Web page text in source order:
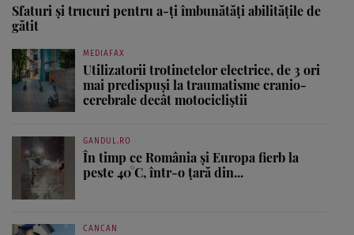
Sfaturi și trucuri pentru a-ți îmbunătăți abilitățile de
gătit
MEDIAFAX
Utilizatorii trotinetelor electrice, de 3 ori
mai predispuși la traumatisme cranio-
cerebrale decât motocicliștii
GANDUL.RO
În timp ce România și Europa fierb la
peste 40°C, într-o țară din...
CANCAN